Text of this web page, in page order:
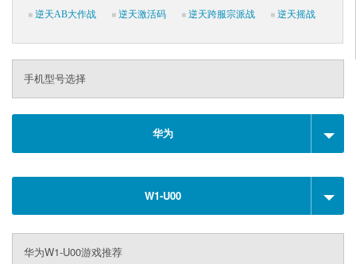
逆天AB大作战
逆天激活码 逆天跨服宗派战 逆天摇战
手机型号选择
华为
W1-U00
华为W1-U00游戏推荐